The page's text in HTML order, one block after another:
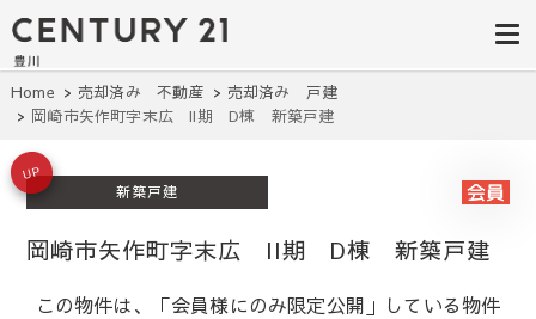
豊田市の中古
住宅・土地・
リノベ物件探
し｜センチュ
リー21豊川
建て・土地探しはセンチュリー21豊
川へ。豊田市内の最新物件情報を随
時更新中！駅近、建築条件無し、ペ
ット可、学区別など、お客様のこだ
わり条件に合わせて理想の物件を簡
Home 売却済み 不動産
売却済み 戸建
岡崎市矢作町字末広 II期 D棟 新築戸建
新築戸建
岡崎市矢作町字末広 II期 D棟 新築戸建
UP
この物件は、「会員様にのみ限定公開」している物件